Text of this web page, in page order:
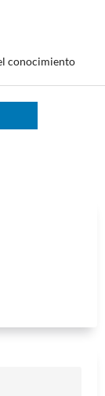
conocimiento